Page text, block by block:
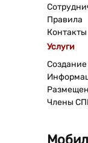
Правила
Контакты
Услуги
Члены